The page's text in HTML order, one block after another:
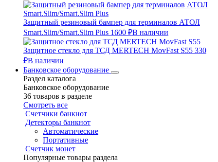
Защитный резиновый бампер для терминалов АТОЛ
Smart.Slim/Smart.Slim Plus 1600 ₽В наличии
Защитное стекло для ТСД MERTECH MovFast S55 330
₽В наличии
Банковское оборудование
Раздел каталога
Банковское оборудование
36 товаров в разделе
Смотреть все
Счетчики банкнот
Детекторы банкнот
Автоматические
Портативные
Счетчик монет
Популярные товары раздела